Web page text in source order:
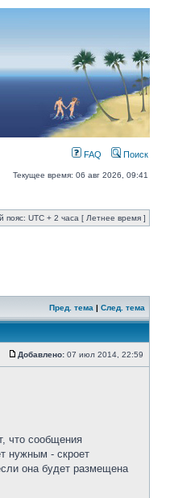
FAQ Поиск
Текущее время: 06 авг 2026, 09:41
пояс: UTC + 2 часа [ Летнее время ]
Пред. тема | След. тема
Добавлено: 07 июл 2014, 22:59
что сообщения
нужным - скроет
она будет размещена